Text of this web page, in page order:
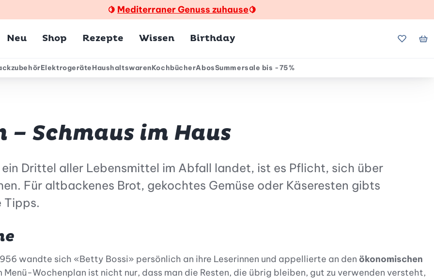
🍋 Mediterraner Genuss zuhause🍋
Neu Shop Rezepte Wissen Birthday Meine
ElektrogeräteHaushaltswarenKochbücherAbosSummersale bis -75%
– Schmaus im Haus
Drittel aller Lebensmittel im Abfall landet, ist es Pflicht, sich über
Für altbackenes Brot, gekochtes Gemüse oder Käseresten gibts
Tipps.
wandte sich «Betty Bossi» persönlich an ihre Leserinnen und appellierte an den ökonomischen
Menü-Wochenplan ist nicht nur, dass man die Resten, die übrig bleiben, gut zu verwenden versteht,